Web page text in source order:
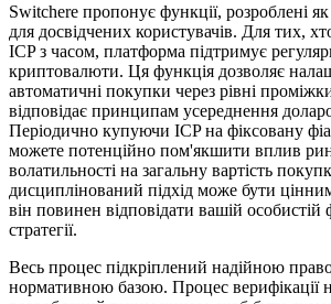
Switchere пропонує функції, розроблені як
для досвідчених користувачів. Для тих,
ICP з часом, платформа підтримує
криптовалюти. Ця функція дозволяє
автоматичні покупки через рівні
відповідає принципам усереднення
Періодично купуючи ICP на фіксовану
можете потенційно пом'якшити вплив
волатильності на загальну вартість
дисциплінований підхід може бути
він повинен відповідати вашій особистій
стратегії.
Весь процес підкріплений надійною
нормативною базою. Процес верифікації